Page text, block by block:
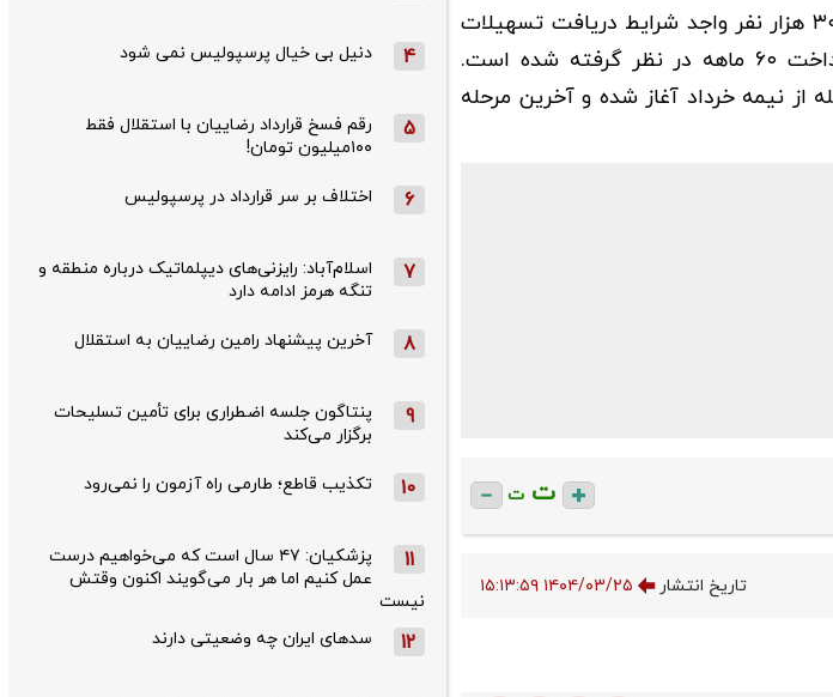
در بررسی نهایی درخواست‌ها، از میان ۸۵۰ هزار ثبت‌نام‌کننده برای وام ضروری، حدود ۳۰۰ هزار نفر واجد شرایط دریافت تسهیلات
شناخته شدند. این وام به مبلغ ۵۰ میلیون تومان، با کارمزد ۴ درصد سالانه و بازپرداخت ۶۰ ماهه در نظر گرفته شده است.
شد. نخستین مرحله از نیمه خرداد آغاز شده و آخرین مرحله
ت ت
تاریخ انتشار ۱۴۰۴/۰۳/۲۵ ۱۵:۱۳:۵۹
4 دنیل بی خیال پرسپولیس نمی شود
5
رقم فسخ قرارداد رضاییان با استقلال فقط
۱۰۰میلیون تومان!
6 اختلاف بر سر قرارداد در پرسپولیس
7
اسلام‌آباد: رایزنی‌های دیپلماتیک درباره منطقه و
تنگه هرمز ادامه دارد
8 آخرین پیشنهاد رامین رضاییان به استقلال
9
پنتاگون جلسه اضطراری برای تأمین تسلیحات
برگزار می‌کند
10 تکذیب قاطع؛‌ طارمی راه آزمون را نمی‌رود
11
پزشکیان: ۴۷ سال است که می‌خواهیم درست
عمل کنیم اما هر بار می‌گویند اکنون وقتش
نیست
12 سدهای ایران چه وضعیتی دارند